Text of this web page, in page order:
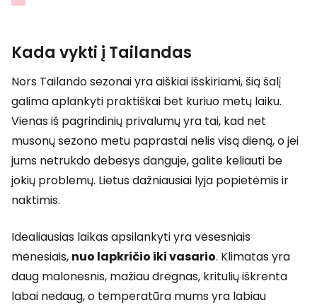
Kada vykti į Tailandas
Nors Tailando sezonai yra aiškiai išskiriami, šią šalį
galima aplankyti praktiškai bet kuriuo metų laiku.
Vienas iš pagrindinių privalumų yra tai, kad net
musonų sezono metu paprastai nelis visą dieną, o jei
jums netrukdo debesys danguje, galite keliauti be
jokių problemų. Lietus dažniausiai lyja popietėmis ir
naktimis.
Idealiausias laikas apsilankyti yra vėsesniais
mėnesiais, nuo lapkričio iki vasario. Klimatas yra
daug malonesnis, mažiau drėgnas, kritulių iškrenta
labai nedaug, o temperatūra mums yra labiau